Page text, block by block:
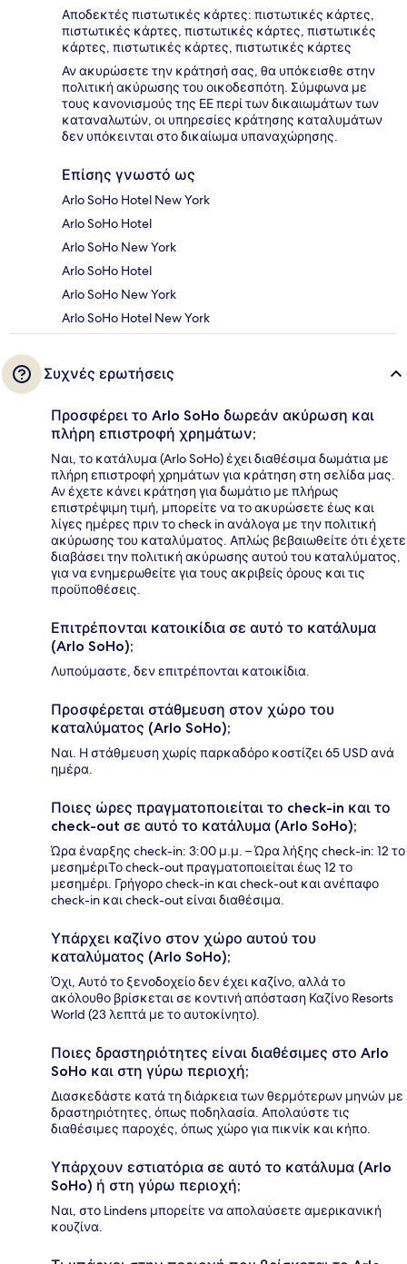
Αποδεκτές πιστωτικές κάρτες: πιστωτικές κάρτες,
πιστωτικές κάρτες, πιστωτικές κάρτες, πιστωτικές
κάρτες, πιστωτικές κάρτες, πιστωτικές κάρτες
Αν ακυρώσετε την κράτησή σας, θα υπόκεισθε στην
πολιτική ακύρωσης του οικοδεσπότη. Σύμφωνα με
τους κανονισμούς της ΕΕ περί των δικαιωμάτων των
καταναλωτών, οι υπηρεσίες κράτησης καταλυμάτων
δεν υπόκεινται στο δικαίωμα υπαναχώρησης.
Επίσης γνωστό ως
Arlo SoHo Hotel New York
Arlo SoHo Hotel
Arlo SoHo New York
Arlo SoHo Hotel
Arlo SoHo New York
Arlo SoHo Hotel New York
Συχνές ερωτήσεις
Προσφέρει το Arlo SoHo δωρεάν ακύρωση και
πλήρη επιστροφή χρημάτων;
Ναι, το κατάλυμα (Arlo SoHo) έχει διαθέσιμα δωμάτια με
πλήρη επιστροφή χρημάτων για κράτηση στη σελίδα μας.
Αν έχετε κάνει κράτηση για δωμάτιο με πλήρως
επιστρέψιμη τιμή, μπορείτε να το ακυρώσετε έως και
λίγες ημέρες πριν το check in ανάλογα με την πολιτική
ακύρωσης του καταλύματος. Απλώς βεβαιωθείτε ότι έχετε
διαβάσει την πολιτική ακύρωσης αυτού του καταλύματος,
για να ενημερωθείτε για τους ακριβείς όρους και τις
προϋποθέσεις.
Επιτρέπονται κατοικίδια σε αυτό το κατάλυμα
(Arlo SoHo);
Λυπούμαστε, δεν επιτρέπονται κατοικίδια.
Προσφέρεται στάθμευση στον χώρο του
καταλύματος (Arlo SoHo);
Ναι. Η στάθμευση χωρίς παρκαδόρο κοστίζει 65 USD ανά
ημέρα.
Ποιες ώρες πραγματοποιείται το check-in και το
check-out σε αυτό το κατάλυμα (Arlo SoHo);
Ώρα έναρξης check-in: 3:00 μ.μ. – Ώρα λήξης check-in: 12 το
μεσημέριΤο check-out πραγματοποιείται έως 12 το
μεσημέρι. Γρήγορο check-in και check-out και ανέπαφο
check-in και check-out είναι διαθέσιμα.
Υπάρχει καζίνο στον χώρο αυτού του
καταλύματος (Arlo SoHo);
Όχι, Αυτό το ξενοδοχείο δεν έχει καζίνο, αλλά το
ακόλουθο βρίσκεται σε κοντινή απόσταση Καζίνο Resorts
World (23 λεπτά με το αυτοκίνητο).
Ποιες δραστηριότητες είναι διαθέσιμες στο Arlo
SoHo και στη γύρω περιοχή;
Διασκεδάστε κατά τη διάρκεια των θερμότερων μηνών με
δραστηριότητες, όπως ποδηλασία. Απολαύστε τις
διαθέσιμες παροχές, όπως χώρο για πικνίκ και κήπο.
Υπάρχουν εστιατόρια σε αυτό το κατάλυμα (Arlo
SoHo) ή στη γύρω περιοχή;
Ναι, στο Lindens μπορείτε να απολαύσετε αμερικανική
κουζίνα.